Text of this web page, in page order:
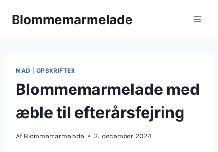
Blommemarmelade
MAD OPSKRIFTER
Blommemarmelade med
æble til efterårsfejring
Af Blommemarmelade 2. december 2024